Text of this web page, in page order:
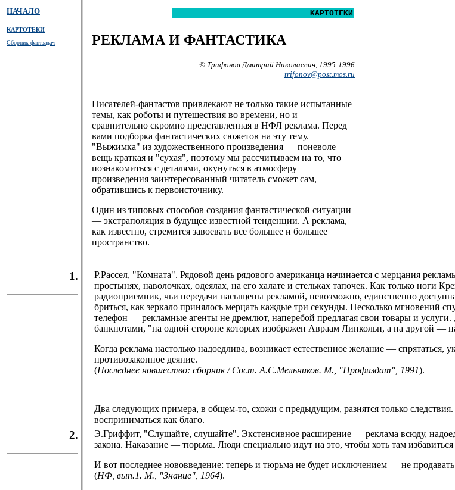
НАЧАЛО
КАРТОТЕКИ
Сборник фантзадач
КАРТОТЕКИ
РЕКЛАМА И ФАНТАСТИКА
© Трифонов Дмитрий Николаевич, 1995-1996
trifonov@post.mos.ru
Писателей-фантастов привлекают не только такие испытанные
темы, как роботы и путешествия во времени, но и
сравнительно скромно представленная в НФЛ реклама. Перед
вами подборка фантастических сюжетов на эту тему.
"Выжимка" из художественного произведения — поневоле
вещь краткая и "сухая", поэтому мы рассчитываем на то, что
познакомиться с деталями, окунуться в атмосферу
произведения заинтересованный читатель сможет сам,
обратившись к первоисточнику.
Один из типовых способов создания фантастической ситуации
— экстраполяция в будущее известной тенденции. А реклама,
как известно, стремится завоевать все большее и большее
пространство.
1.
Р.Рассел, "Комната". Рядовой день рядового американца начинается с мерцания
простынях, наволочках, одеялах, на его халате и стельках тапочек. Как только ноги
радиоприемник, чьи передачи насыщены рекламой, невозможно, единственно
бриться, как зеркало принялось мерцать каждые три секунды. Несколько мгновений
телефон — рекламные агенты не дремлют, наперебой предлагая свои товары и
банкнотами, "на одной стороне которых изображен Авраам Линкольн, а на другой
Когда реклама настолько надоедлива, возникает естественное желание — спрятаться,
противозаконное деяние.
(Последнее новшество: сборник / Сост. А.С.Мельников. М., "Профиздат", 1991).
Два следующих примера, в общем-то, схожи с предыдущим, разнятся только
восприниматься как благо.
2.
Э.Гриффит, "Слушайте, слушайте". Экстенсивное расширение — реклама всюду,
закона. Наказание — тюрьма. Люди специально идут на это, чтобы хоть там
И вот последнее нововведение: теперь и тюрьма не будет исключением — не
(НФ, вып.1. М., "Знание", 1964).